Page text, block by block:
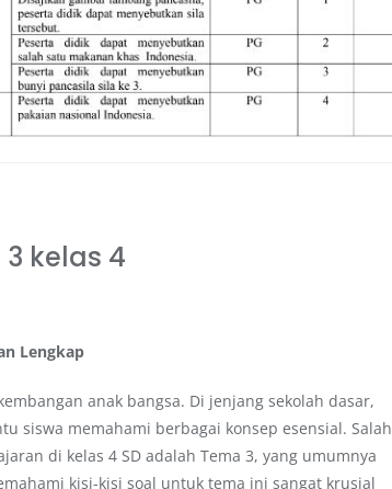
kelas 4
Lengkap
anak bangsa. Di jenjang sekolah dasar,
siswa memahami berbagai konsep esensial. Salah
di kelas 4 SD adalah Tema 3, yang umumnya
kisi-kisi soal untuk tema ini sangat krusial